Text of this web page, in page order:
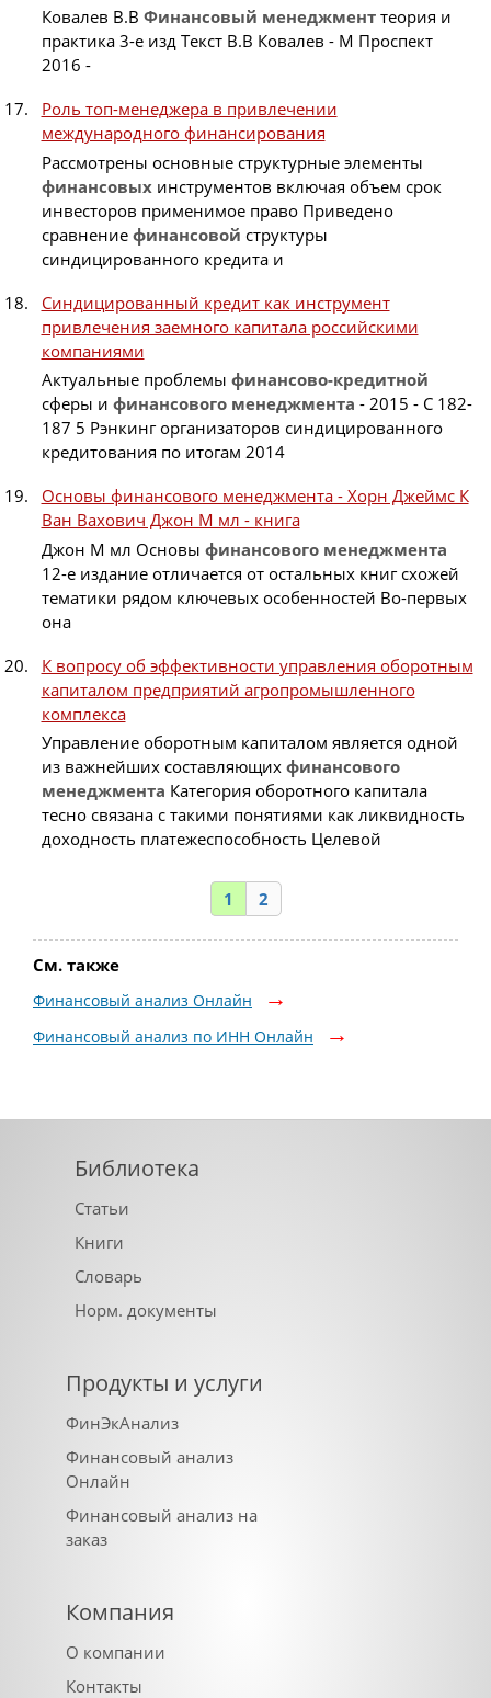
Ковалев В.В Финансовый менеджменттеория и
практика 3-е изд Текст В.В Ковалев - М Проспект
2016 -
Роль топ-менеджера в привлечении
международного финансирования
Рассмотрены основные структурные элементы
финансовыхинструментов включая объем срок
инвесторов применимое право Приведено
сравнение финансовой структуры
синдицированного кредита и
Синдицированный кредит как инструмент
привлечения заемного капитала российскими
компаниями
Актуальные проблемы финансово-кредитной
сферы и финансового менеджмента - 2015 - С 182-
187 5 Рэнкинг организаторов синдицированного
кредитования по итогам 2014
Основы финансового менеджмента - Хорн Джеймс К
Ван Вахович Джон М мл - книга
Джон М мл Основы финансового менеджмента
12-е издание отличается от остальных книг схожей
тематики рядом ключевых особенностей Во-первых
она
К вопросу об эффективности управления оборотным
капиталом предприятий агропромышленного
комплекса
Управление оборотным капиталом является одной
из важнейших составляющих финансового
менеджмента Категория оборотного капитала
тесно связана с такими понятиями как ликвидность
доходность платежеспособность Целевой
1 2
См. также
Финансовый анализ Онлайн
Финансовый анализ по ИНН Онлайн
Библиотека
Статьи
Книги
Словарь
Норм. документы
Продукты и услуги
ФинЭкАнализ
Финансовый анализ
Онлайн
Финансовый анализ на
заказ
Компания
О компании
Контакты